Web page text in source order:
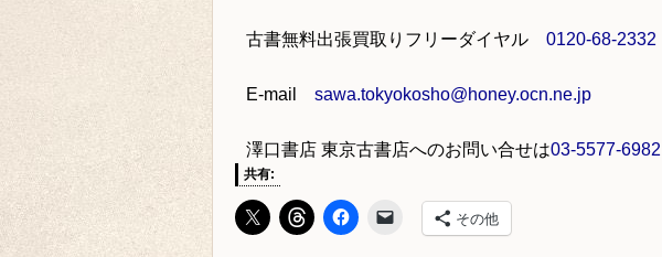
古書無料出張買取りフリーダイヤル 0120-68-2332
E-mail sawa.tokyokosho@honey.ocn.ne.jp
澤口書店 東京古書店へのお問い合せは03-5577-6982
共有:
その他